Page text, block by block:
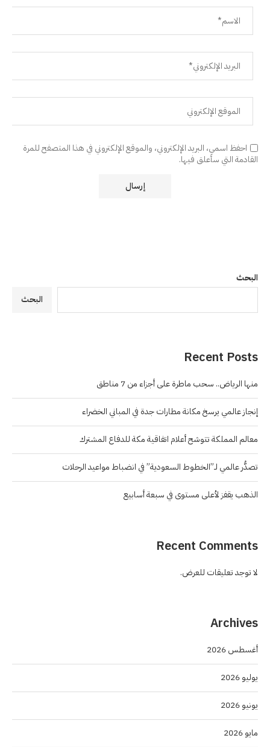
احفظ اسمي، البريد الإلكتروني، والموقع الإلكتروني في هذا المتصفح للمرة
القادمة التي سأعلق فيها.
البحث
البحث
Recent Posts
منها الرياض.. سحب ماطرة على أجزاء من 7 مناطق
إنجاز عالمي يرسخ مكانة مطارات جدة في المباني الخضراء
معالم المملكة تتوشح أعلام اتفاقية مكة للدفاع المشترك
تصدُّر عالمي لـ”الخطوط السعودية” في انضباط مواعيد الرحلات
الذهب يقفز لأعلى مستوى في سبعة أسابيع
Recent Comments
لا توجد تعليقات للعرض.
Archives
أغسطس 2026
يوليو 2026
يونيو 2026
مايو 2026